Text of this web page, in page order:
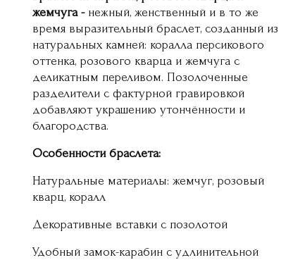
жемчуга - нежный, женственный и в то же
время выразительный браслет, созданный из
натуральных камней: коралла персикового
оттенка, розового кварца и жемчуга с
деликатным переливом. Позолоченные
разделители с фактурной гравировкой
добавляют украшению утончённости и
благородства.
Особенности браслета:
Натуральные материалы: жемчуг, розовый
кварц, коралл
Декоративные вставки с позолотой
Удобный замок-карабин с удлинительной